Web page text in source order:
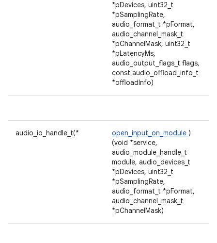
*pDevices, uint32_t
*pSamplingRate,
audio_format_t *pFormat,
audio_channel_mask_t
*pChannelMask, uint32_t
*pLatencyMs,
audio_output_flags_t flags,
const audio_offload_info_t
*offloadInfo)
audio_io_handle_t(* open_input_on_module )
(void *service,
audio_module_handle_t
module, audio_devices_t
*pDevices, uint32_t
*pSamplingRate,
audio_format_t *pFormat,
audio_channel_mask_t
*pChannelMask)